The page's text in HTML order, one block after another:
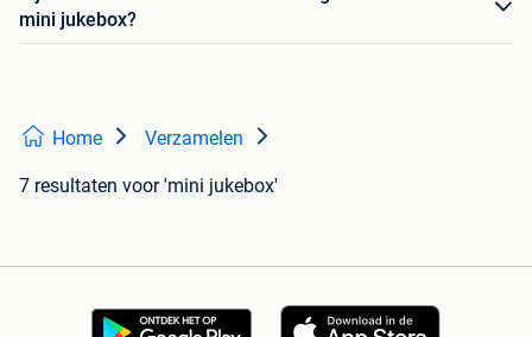
mini jukebox?
Home Verzamelen
7 resultaten voor 'mini jukebox'